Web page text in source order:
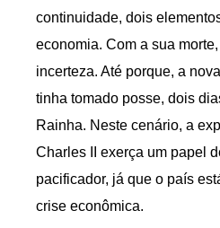
continuidade, dois
economia. Com a sua
incerteza. Até porque, a
tinha tomado posse, dois
Rainha. Neste cenário, a
Charles II exerça um papel
pacificador, já que o país
crise econômica.